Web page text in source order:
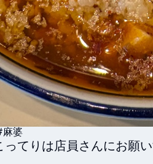
婆
てりは店員さんにお願い